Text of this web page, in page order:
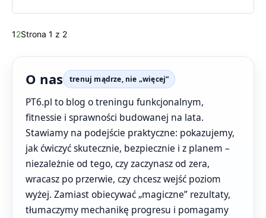
12Strona 1 z 2
O nas trenuj mądrze, nie „więcej”
PT6.pl to blog o treningu funkcjonalnym,
fitnessie i sprawności budowanej na lata.
Stawiamy na podejście praktyczne: pokazujemy,
jak ćwiczyć skutecznie, bezpiecznie i z planem –
niezależnie od tego, czy zaczynasz od zera,
wracasz po przerwie, czy chcesz wejść poziom
wyżej. Zamiast obiecywać „magiczne” rezultaty,
tłumaczymy mechanikę progresu i pomagamy